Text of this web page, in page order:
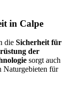
in Calpe
die Sicherheit für
der
sorgt auch
Naturgebieten für